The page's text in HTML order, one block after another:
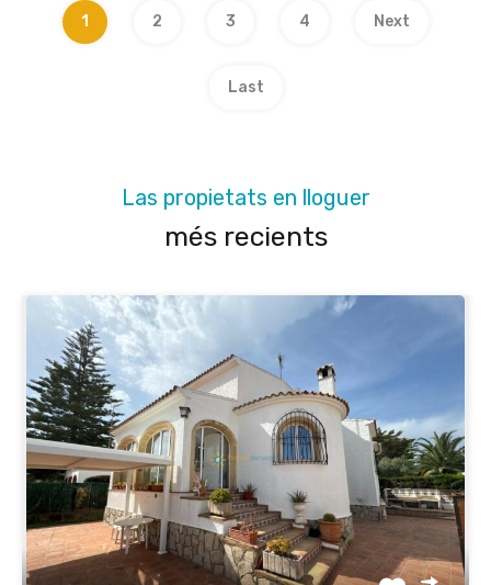
1 2 3 4 Next
Last
Las propietats en lloguer
més recients